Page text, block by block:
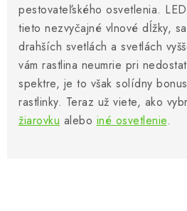
pestovateľského osvetlenia.
tieto nezvyčajné vlnové dĺžky,
drahších svetlách a svetlách
vám rastlina neumrie pri
spektre, je to však solídny
rastlinky. Teraz už viete, ako
žiarovku alebo iné osvetlenie.